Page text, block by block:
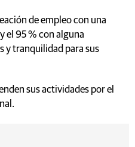
de empleo con una
el 95 % con alguna
y tranquilidad para sus
sus actividades por el